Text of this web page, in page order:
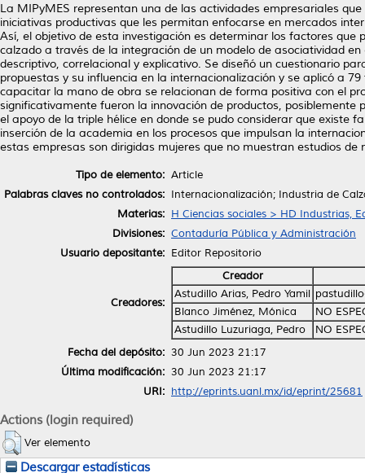
La MIPyMES representan una de las actividades empresariales
iniciativas productivas que les permitan enfocarse en mercados
Así, el objetivo de esta investigación es determinar los factores
calzado a través de la integración de un modelo de asociatividad
descriptivo, correlacional y explicativo. Se diseñó un cuestionario
propuestas y su influencia en la internacionalización y se aplicó a
capacitar la mano de obra se relacionan de forma positiva con el
significativamente fueron la innovación de productos,
el apoyo de la triple hélice en donde se pudo considerar que existe
inserción de la academia en los procesos que impulsan la
estas empresas son dirigidas mujeres que no muestran estudios de
Tipo de elemento: Article
Palabras claves no controlados: Internacionalización; Industria de
Materias: H Ciencias sociales > HD Industrias,
Divisiones: Contaduría Pública y Administración
Usuario depositante: Editor Repositorio
Creadores:
Creador
Astudillo Arias, Pedro Yamil
Blanco Jiménez, Mónica
NO
Astudillo Luzuriaga, Pedro
NO
Fecha del depósito: 30 Jun 2023 21:17
Última modificación: 30 Jun 2023 21:17
URI: http://eprints.uanl.mx/id/eprint/25681
Actions (login required)
Ver elemento
Descargar estadísticas